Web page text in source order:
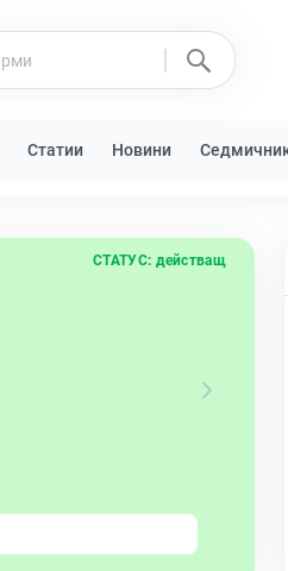
Статии Новини
СТАТУС: действащ